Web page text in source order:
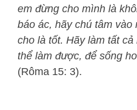
em đừng cho mình là
báo ác, hãy chú tâm
cho là tốt. Hãy làm tất
thể làm được, để sống
(Rôma 15: 3).